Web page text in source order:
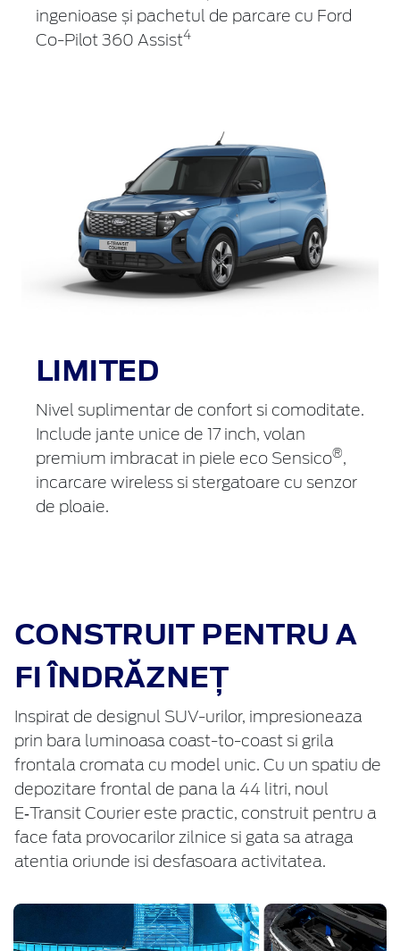
ingenioase și pachetul de parcare cu Ford
Co-Pilot 360 Assist4
LIMITED
Nivel suplimentar de confort si comoditate.
Include jante unice de 17 inch, volan
premium imbracat in piele eco Sensico®,
incarcare wireless si stergatoare cu senzor
de ploaie.
CONSTRUIT PENTRU A
FI ÎNDRĂZNEȚ
Inspirat de designul SUV-urilor, impresioneaza
prin bara luminoasa coast-to-coast si grila
frontala cromata cu model unic. Cu un spatiu de
depozitare frontal de pana la 44 litri, noul
E‑Transit Courier este practic, construit pentru a
face fata provocarilor zilnice si gata sa atraga
atentia oriunde isi desfasoara activitatea.